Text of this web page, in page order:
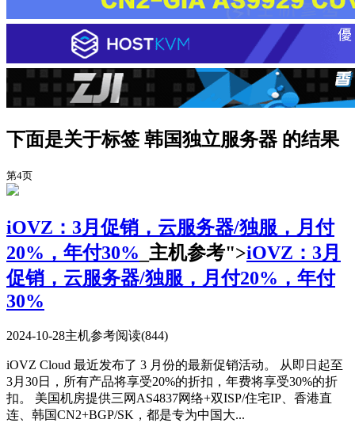
下面是关于标签 韩国独立服务器 的结果
第4页
iOVZ：3月促销，云服务器/独服，月付
20%，年付30% _主机参考">iOVZ：3月
促销，云服务器/独服，月付20%，年付
30%
2024-10-28主机参考阅读(844)
iOVZ Cloud 最近发布了 3 月份的最新促销活动。 从即日起至
3月30日，所有产品将享受20%的折扣，年费将享受30%的折
扣。 美国机房提供三网AS4837网络+双ISP/住宅IP、香港直
连、韩国CN2+BGP/SK，都是专为中国大...